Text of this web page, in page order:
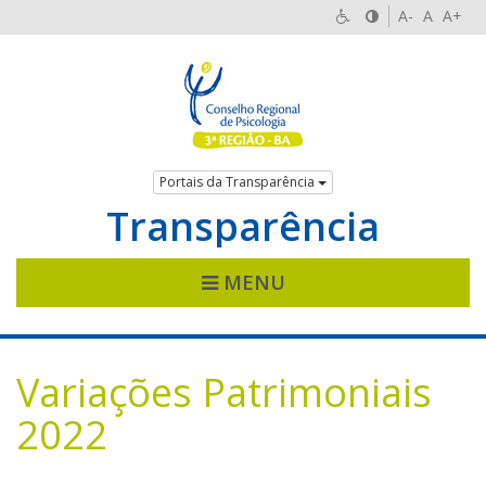
A- A A+
Portais da Transparência
Transparência
MENU
Variações Patrimoniais
2022